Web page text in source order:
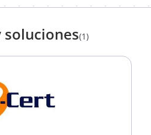
soluciones(1)